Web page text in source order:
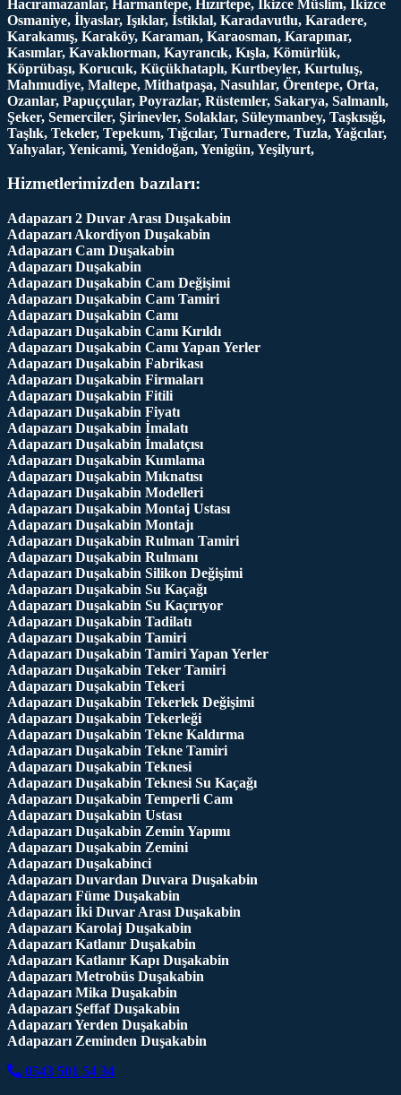
Hacıramazanlar, Harmantepe, Hızırtepe, İkizce Müslim, İkizce
Osmaniye, İlyaslar, Işıklar, İstiklal, Karadavutlu, Karadere,
Karakamış, Karaköy, Karaman, Karaosman, Karapınar,
Kasımlar, Kavaklıorman, Kayrancık, Kışla, Kömürlük,
Köprübaşı, Korucuk, Küçükhataplı, Kurtbeyler, Kurtuluş,
Mahmudiye, Maltepe, Mithatpaşa, Nasuhlar, Örentepe, Orta,
Ozanlar, Papuççular, Poyrazlar, Rüstemler, Sakarya, Salmanlı,
Şeker, Semerciler, Şirinevler, Solaklar, Süleymanbey, Taşkısığı,
Taşlık, Tekeler, Tepekum, Tığcılar, Turnadere, Tuzla, Yağcılar,
Yahyalar, Yenicami, Yenidoğan, Yenigün, Yeşilyurt,
Hizmetlerimizden bazıları:
Adapazarı 2 Duvar Arası Duşakabin
Adapazarı Akordiyon Duşakabin
Adapazarı Cam Duşakabin
Adapazarı Duşakabin
Adapazarı Duşakabin Cam Değişimi
Adapazarı Duşakabin Cam Tamiri
Adapazarı Duşakabin Camı
Adapazarı Duşakabin Camı Kırıldı
Adapazarı Duşakabin Camı Yapan Yerler
Adapazarı Duşakabin Fabrikası
Adapazarı Duşakabin Firmaları
Adapazarı Duşakabin Fitili
Adapazarı Duşakabin Fiyatı
Adapazarı Duşakabin İmalatı
Adapazarı Duşakabin İmalatçısı
Adapazarı Duşakabin Kumlama
Adapazarı Duşakabin Mıknatısı
Adapazarı Duşakabin Modelleri
Adapazarı Duşakabin Montaj Ustası
Adapazarı Duşakabin Montajı
Adapazarı Duşakabin Rulman Tamiri
Adapazarı Duşakabin Rulmanı
Adapazarı Duşakabin Silikon Değişimi
Adapazarı Duşakabin Su Kaçağı
Adapazarı Duşakabin Su Kaçırıyor
Adapazarı Duşakabin Tadilatı
Adapazarı Duşakabin Tamiri
Adapazarı Duşakabin Tamiri Yapan Yerler
Adapazarı Duşakabin Teker Tamiri
Adapazarı Duşakabin Tekeri
Adapazarı Duşakabin Tekerlek Değişimi
Adapazarı Duşakabin Tekerleği
Adapazarı Duşakabin Tekne Kaldırma
Adapazarı Duşakabin Tekne Tamiri
Adapazarı Duşakabin Teknesi
Adapazarı Duşakabin Teknesi Su Kaçağı
Adapazarı Duşakabin Temperli Cam
Adapazarı Duşakabin Ustası
Adapazarı Duşakabin Zemin Yapımı
Adapazarı Duşakabin Zemini
Adapazarı Duşakabinci
Adapazarı Duvardan Duvara Duşakabin
Adapazarı Füme Duşakabin
Adapazarı İki Duvar Arası Duşakabin
Adapazarı Karolaj Duşakabin
Adapazarı Katlanır Duşakabin
Adapazarı Katlanır Kapı Duşakabin
Adapazarı Metrobüs Duşakabin
Adapazarı Mika Duşakabin
Adapazarı Şeffaf Duşakabin
Adapazarı Yerden Duşakabin
Adapazarı Zeminden Duşakabin
0543 501 54 34